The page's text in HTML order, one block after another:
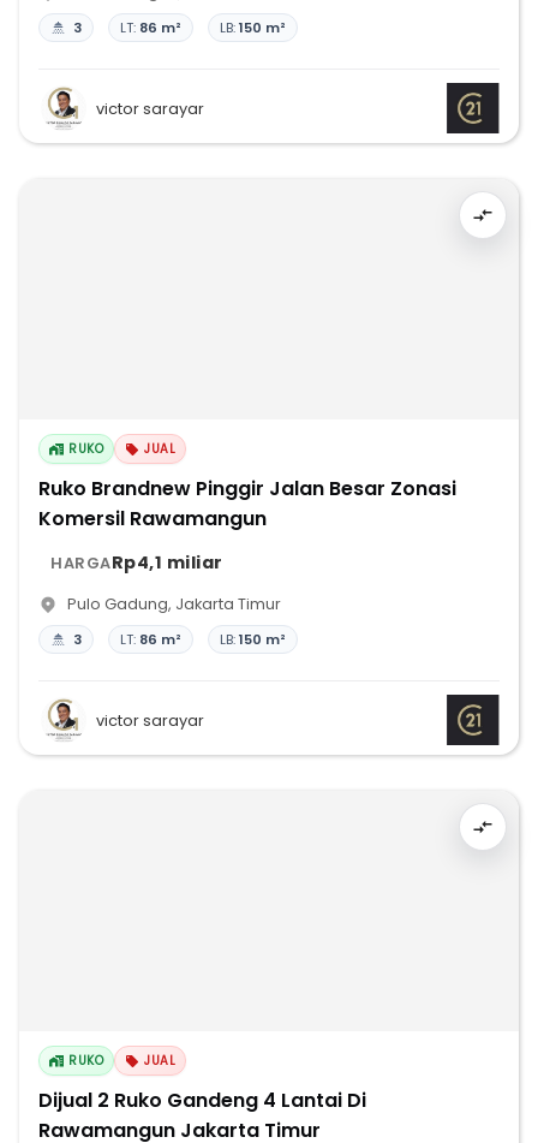
3 LT: 86 m² LB:150 m²
victor sarayar
RUKO JUAL
Ruko Brandnew Pinggir Jalan Besar Zonasi
Komersil Rawamangun
HARGARp4,1 miliar
Pulo Gadung, Jakarta Timur
3 LT: 86 m² LB:150 m²
victor sarayar
RUKO JUAL
Dijual 2 Ruko Gandeng 4 Lantai Di
Rawamangun Jakarta Timur